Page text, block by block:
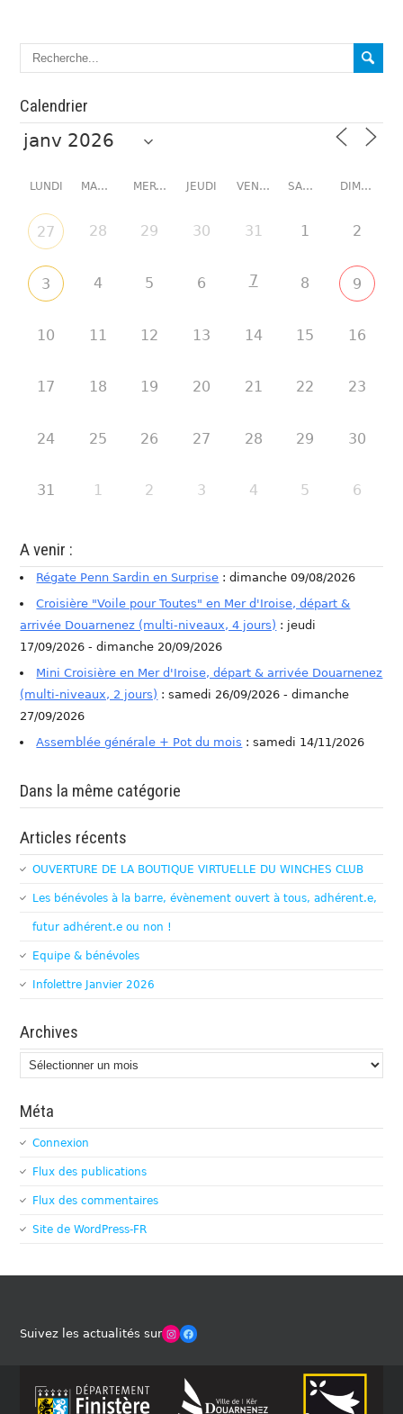
Calendrier
LUNDI MARDI MERCREDI JEUDI VENDREDI SAMEDI DIMANCHE
27 28 29 30 31 1 2
3 4 5 6 7 8 9
10 11 12 13 14 15 16
17 18 19 20 21 22 23
24 25 26 27 28 29 30
31 1 2 3 4 5 6
A venir :
Régate Penn Sardin en Surprise : dimanche 09/08/2026
Croisière "Voile pour Toutes" en Mer d'Iroise, départ &
arrivée Douarnenez (multi-niveaux, 4 jours) : jeudi
17/09/2026 - dimanche 20/09/2026
Mini Croisière en Mer d'Iroise, départ & arrivée Douarnenez
(multi-niveaux, 2 jours) : samedi 26/09/2026 - dimanche
27/09/2026
Assemblée générale + Pot du mois : samedi 14/11/2026
Dans la même catégorie
Articles récents
OUVERTURE DE LA BOUTIQUE VIRTUELLE DU WINCHES CLUB
Les bénévoles à la barre, évènement ouvert à tous, adhérent.e,
futur adhérent.e ou non !
Equipe & bénévoles
Infolettre Janvier 2026
Archives
Archives
Méta
Connexion
Flux des publications
Flux des commentaires
Site de WordPress-FR
Suivez les actualités surWinches Club OfficielFacebook